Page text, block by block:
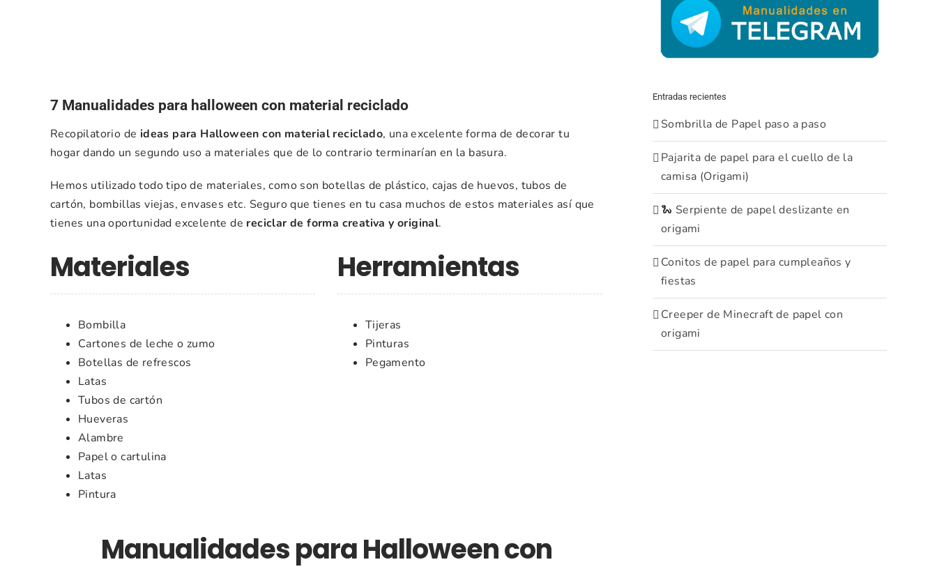
7 Manualidades para halloween con material reciclado
Recopilatorio de ideas para Halloween con material reciclado, una excelente forma de decorar tu
hogar dando un segundo uso a materiales que de lo contrario terminarían en la basura.
Hemos utilizado todo tipo de materiales, como son botellas de plástico, cajas de huevos, tubos de
cartón, bombillas viejas, envases etc. Seguro que tienes en tu casa muchos de estos materiales así que
tienes una oportunidad excelente de reciclar de forma creativa y original.
Materiales
Bombilla
Cartones de leche o zumo
Botellas de refrescos
Latas
Tubos de cartón
Hueveras
Alambre
Papel o cartulina
Latas
Pintura
Herramientas
Tijeras
Pinturas
Pegamento
Manualidades para Halloween con
Entradas recientes
Sombrilla de Papel paso a paso
Pajarita de papel para el cuello de la
camisa (Origami)
🐍 Serpiente de papel deslizante en
origami
Conitos de papel para cumpleaños y
fiestas
Creeper de Minecraft de papel con
origami